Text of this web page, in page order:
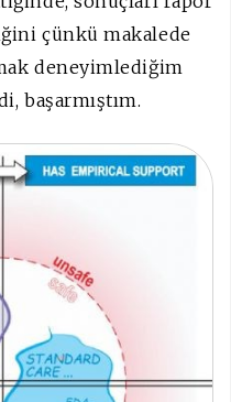
çünkü makalede
deneyimlediğim
başarmıştım.